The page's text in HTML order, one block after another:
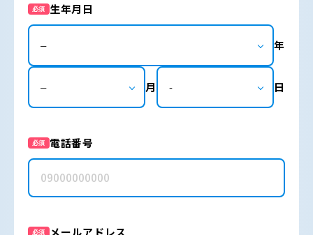
必須 生年月日
年
月 日
必須 電話番号
必須 メールアドレス